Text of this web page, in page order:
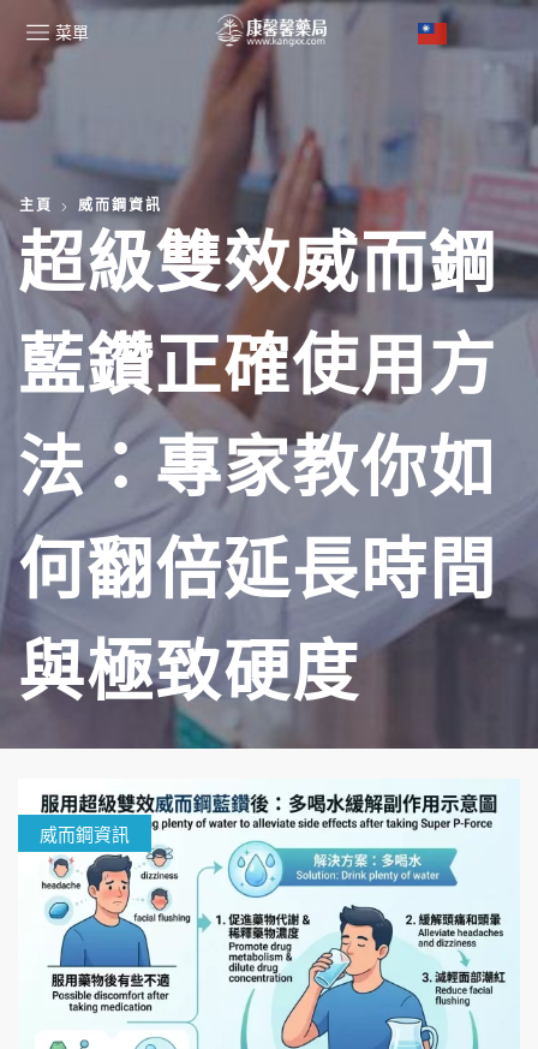
菜單
主頁 威而鋼資訊
超級雙效威而鋼
藍鑽正確使用方
法：專家教你如
何翻倍延長時間
與極致硬度
威而鋼資訊